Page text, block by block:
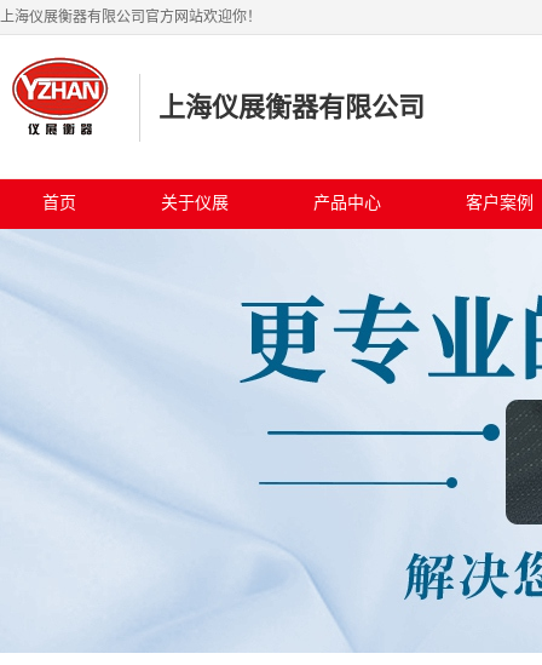
上海仪展衡器有限公司官方网站欢迎你！
上海仪展衡器有限公司
首页 关于仪展 产品中心 客户案例